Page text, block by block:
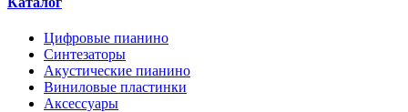
Цифровые пианино
Синтезаторы
Акустические пианино
Виниловые пластинки
Аксессуары